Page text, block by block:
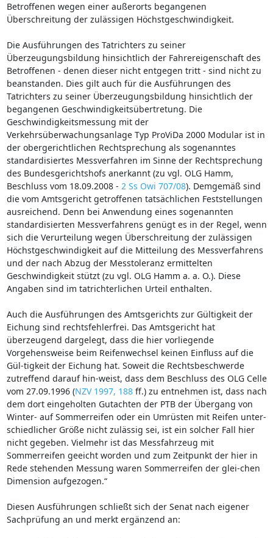
Betroffenen wegen einer außerorts begangenen
Überschreitung der zulässigen Höchstgeschwindigkeit.
Die Ausführungen des Tatrichters zu seiner
Überzeugungsbildung hinsichtlich der Fahrereigenschaft des
Betroffenen - denen dieser nicht entgegen tritt - sind nicht zu
beanstanden. Dies gilt auch für die Ausführungen des
Tatrichters zu seiner Überzeugungsbildung hinsichtlich der
begangenen Geschwindigkeitsübertretung. Die
Geschwindigkeitsmessung mit der
Verkehrsüberwachungsanlage Typ ProViDa 2000 Modular ist in
der obergerichtlichen Rechtsprechung als sogenanntes
standardisiertes Messverfahren im Sinne der Rechtsprechung
des Bundesgerichtshofs anerkannt (zu vgl. OLG Hamm,
Beschluss vom 18.09.2008 - 2 Ss Owi 707/08). Demgemäß sind
die vom Amtsgericht getroffenen tatsächlichen Feststellungen
ausreichend. Denn bei Anwendung eines sogenannten
standardisierten Messverfahrens genügt es in der Regel, wenn
sich die Verurteilung wegen Überschreitung der zulässigen
Höchstgeschwindigkeit auf die Mitteilung des Messverfahrens
und der nach Abzug der Messtoleranz ermittelten
Geschwindigkeit stützt (zu vgl. OLG Hamm a. a. O.). Diese
Angaben sind im tatrichterlichen Urteil enthalten.
Auch die Ausführungen des Amtsgerichts zur Gültigkeit der
Eichung sind rechtsfehlerfrei. Das Amtsgericht hat
überzeugend dargelegt, dass die hier vorliegende
Vorgehensweise beim Reifenwechsel keinen Einfluss auf die
Gül-tigkeit der Eichung hat. Soweit die Rechtsbeschwerde
zutreffend darauf hin-weist, dass dem Beschluss des OLG Celle
vom 27.09.1996 (NZV 1997, 188ff.) zu entnehmen ist, dass nach
dem dort eingeholten Gutachten der PTB der Übergang von
Winter- auf Sommerreifen oder ein Umrüsten mit Reifen unter-
schiedlicher Größe nicht zulässig sei, ist ein solcher Fall hier
nicht gegeben. Vielmehr ist das Messfahrzeug mit
Sommerreifen geeicht worden und zum Zeitpunkt der hier in
Rede stehenden Messung waren Sommerreifen der glei-chen
Dimension aufgezogen.“
Diesen Ausführungen schließt sich der Senat nach eigener
Sachprüfung an und merkt ergänzend an: